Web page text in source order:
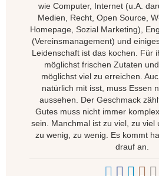
wie Computer, Internet (u.A.
Medien, Recht, Open Source,
Homepage, Sozial Marketing),
(Vereinsmanagement) und
Leidenschaft ist das kochen. Für
möglichst frischen Zutaten
möglichst viel zu erreichen.
natürlich mit isst, muss Essen
aussehen. Der Geschmack
Gutes muss nicht immer
sein. Manchmal ist zu viel, zu viel
zu wenig, zu wenig. Es kommt
drauf an.